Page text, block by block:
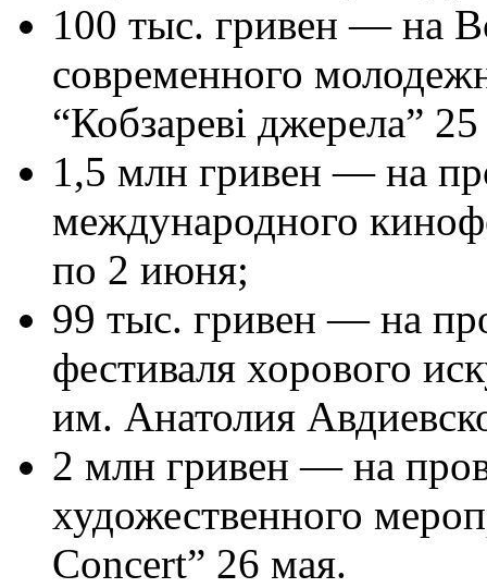
100 тыс. гривен — на
современного
“Кобзареві джерела”
1,5 млн гривен — на
международного
по 2 июня;
99 тыс. гривен — на
фестиваля хорового
им. Анатолия
2 млн гривен — на
художественного
Concert” 26 мая.